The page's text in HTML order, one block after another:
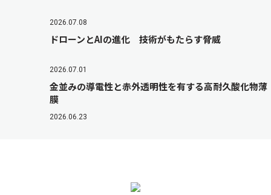
2026.07.08
ドローンとAIの進化 技術がもたらす脅威
2026.07.01
金並みの導電性と赤外透明性を有する高耐久酸化物薄
膜
2026.06.23